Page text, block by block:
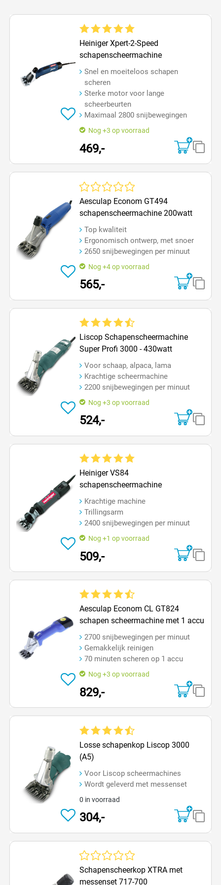
Gemiddelde waardering van 5 van 5 sterren
Heiniger Xpert-2-Speed
schapenscheermachine
Snel en moeiteloos schapen
scheren
Sterke motor voor lange
scheerbeurten
Maximaal 2800 snijbewegingen
Nog +3 op voorraad
469,-
Aesculap Econom GT494
schapenscheermachine 200watt
Top kwaliteit
Ergonomisch ontwerp, met snoer
2650 snijbewegingen per minuut
Nog +4 op voorraad
565,-
Liscop Schapenscheermachine
Super Profi 3000 - 430watt
Voor schaap, alpaca, lama
Krachtige scheermachine
2200 snijbewegingen per minuut
Nog +3 op voorraad
524,-
Heiniger VS84
schapenscheermachine
Krachtige machine
Trillingsarm
2400 snijbewegingen per minuut
Nog +1 op voorraad
509,-
Gemiddelde waardering van 4.2 van 5 sterren
Aesculap Econom CL GT824
schapen scheermachine met 1 accu
2700 snijbewegingen per minuut
Gemakkelijk reinigen
70 minuten scheren op 1 accu
Nog +3 op voorraad
829,-
Losse schapenkop Liscop 3000
(A5)
Voor Liscop scheermachines
Wordt geleverd met messenset
0 in voorraad
304,-
Schapenscheerkop XTRA met
messenset 717-700